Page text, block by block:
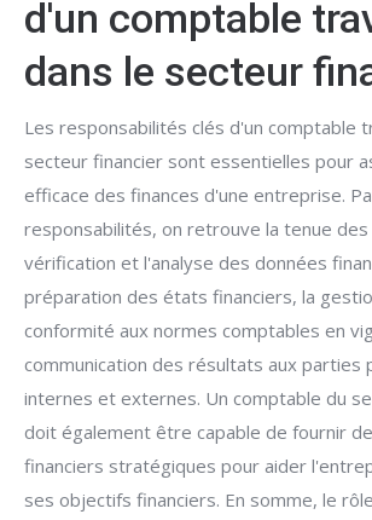
d'un comptable
dans le secteur
Les responsabilités clés d'un comptable
secteur financier sont essentielles pour
efficace des finances d'une entreprise.
responsabilités, on retrouve la tenue
vérification et l'analyse des données
préparation des états financiers, la
conformité aux normes comptables en
communication des résultats aux parties
internes et externes. Un comptable du
doit également être capable de fournir
financiers stratégiques pour aider
ses objectifs financiers. En somme, le